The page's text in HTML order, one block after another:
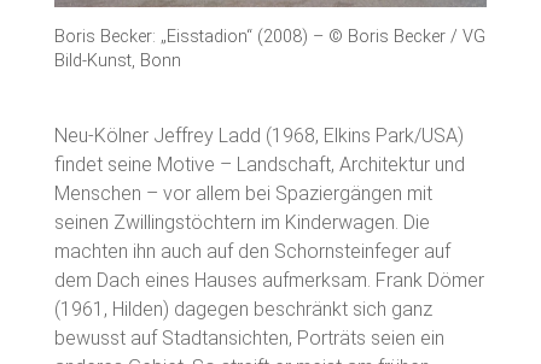
Boris Becker: „Eisstadion“ (2008) – © Boris Becker / VG
Bild-Kunst, Bonn
Neu-Kölner Jeffrey Ladd (1968, Elkins Park/USA)
findet seine Motive – Landschaft, Architektur und
Menschen – vor allem bei Spaziergängen mit
seinen Zwillingstöchtern im Kinderwagen. Die
machten ihn auch auf den Schornsteinfeger auf
dem Dach eines Hauses aufmerksam. Frank Dömer
(1961, Hilden) dagegen beschränkt sich ganz
bewusst auf Stadtansichten, Porträts seien ein